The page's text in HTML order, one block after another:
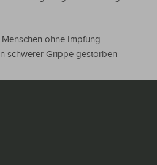
ohne Impfung
schwerer Grippe gestorben